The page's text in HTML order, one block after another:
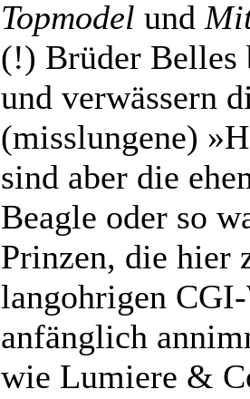
Topmodel und
(!) Brüder Belles
und verwässern
(misslungene)
sind aber die
Beagle oder so
Prinzen, die hier
langohrigen
anfänglich
wie Lumiere &